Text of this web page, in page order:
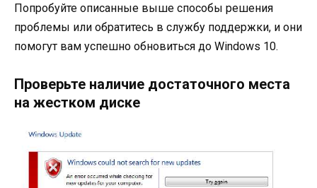
Попробуйте описанные выше способы решения
проблемы или обратитесь в службу поддержки, и они
помогут вам успешно обновиться до Windows 10.
Проверьте наличие достаточного места
на жестком диске